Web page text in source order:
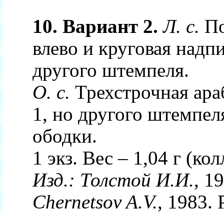
10. Вариант 2. Л. с.
влево и круговая
другого штемпеля.
О. с. Трехстрочная
1, но другого
ободки.
1 экз. Вес – 1,04 г
Изд.: Толстой И.И.,
Chernetsov A.V., 1983.